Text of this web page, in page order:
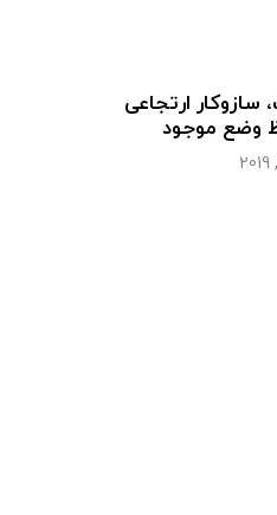
سازوکار ارتجاعی
وضع موجود